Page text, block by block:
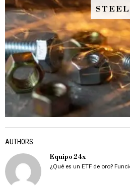
STEEL
AUTHORS
Equipo 24x
¿Qué es un ETF de oro?